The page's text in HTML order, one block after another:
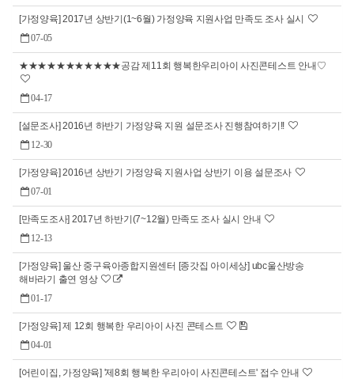
[가정양육] 2017년 상반기(1~6월) 가정양육 지원사업 만족도 조사 실시
07-05
★★★★★★★★★★★공감 제11회 행복한우리아이 사진콘테스트 안내♡
04-17
[설문조사] 2016년 하반기 가정양육 지원 설문조사 진행참여하기!!
12-30
[가정양육] 2016년 상반기 가정양육 지원사업 상반기 이용 설문조사
07-01
[만족도조사] 2017년 하반기(7~12월) 만족도 조사 실시 안내
12-13
[가정양육] 울산 중구육아종합지원센터 [종갓집 아이세상] ubc울산방송
해바라기 출연 영상
01-17
[가정양육] 제 12회 행복한 우리아이 사진 콘테스트
04-01
[어린이집, 가정양육] '제8회 행복한 우리아이 사진콘테스트' 접수 안내